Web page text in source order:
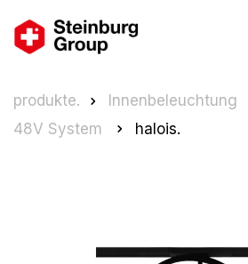
produkte.
Innenbeleuchtung
48V System
halois.